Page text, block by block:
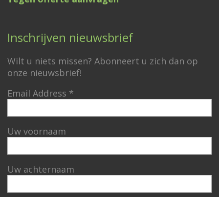
Inschrijven nieuwsbrief
Wilt u niets missen? Abonneert u zich dan op
onze nieuwsbrief!
Email Address *
Uw voornaam
Uw achternaam